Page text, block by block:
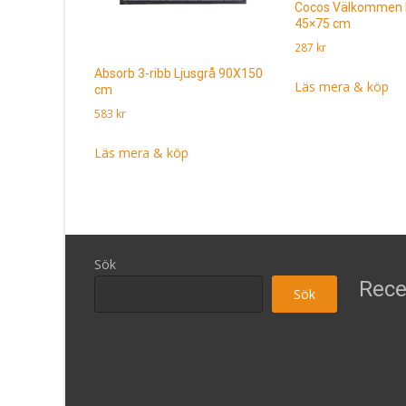
Absorb 3-ribb Ljusgrå 90X150
cm
583 kr
Läs mera & köp
Cocos Välkommen
45×75 cm
287 kr
Läs mera & köp
Sök
Sök